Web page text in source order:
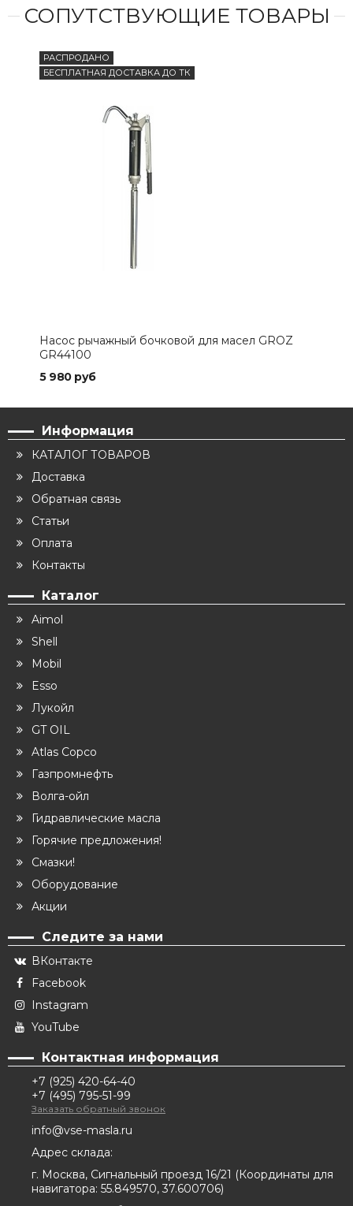
СОПУТСТВУЮЩИЕ ТОВАРЫ
РАСПРОДАНО
БЕСПЛАТНАЯ ДОСТАВКА ДО ТК
Насос рычажный бочковой для масел GROZ
GR44100
5 980 руб
Информация
КАТАЛОГ ТОВАРОВ
Доставка
Обратная связь
Статьи
Оплата
Контакты
Каталог
Aimol
Shell
Mobil
Esso
Лукойл
GT OIL
Atlas Copco
Газпромнефть
Волга-ойл
Гидравлические масла
Горячие предложения!
Смазки!
Оборудование
Акции
Следите за нами
ВКонтакте
Facebook
Instagram
YouTube
Контактная информация
+7 (925) 420-64-40
+7 (495) 795-51-99
Заказать обратный звонок
info@vse-masla.ru
Адрес склада:
г. Москва, Сигнальный проезд 16/21 (Координаты для
навигатора: 55.849570, 37.600706)